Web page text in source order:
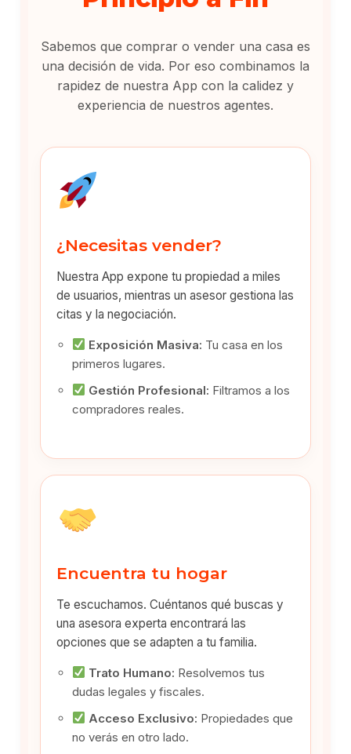
Sabemos que comprar o vender una casa es
una decisión de vida. Por eso combinamos la
rapidez de nuestra App con la calidez y
experiencia de nuestros agentes.
¿Necesitas vender?
Nuestra App expone tu propiedad a miles
de usuarios, mientras un asesor gestiona las
citas y la negociación.
Exposición Masiva: Tu casa en los
primeros lugares.
Gestión Profesional: Filtramos a los
compradores reales.
Encuentra tu hogar
Te escuchamos. Cuéntanos qué buscas y
una asesora experta encontrará las
opciones que se adapten a tu familia.
Trato Humano: Resolvemos tus
dudas legales y fiscales.
Acceso Exclusivo: Propiedades que
no verás en otro lado.